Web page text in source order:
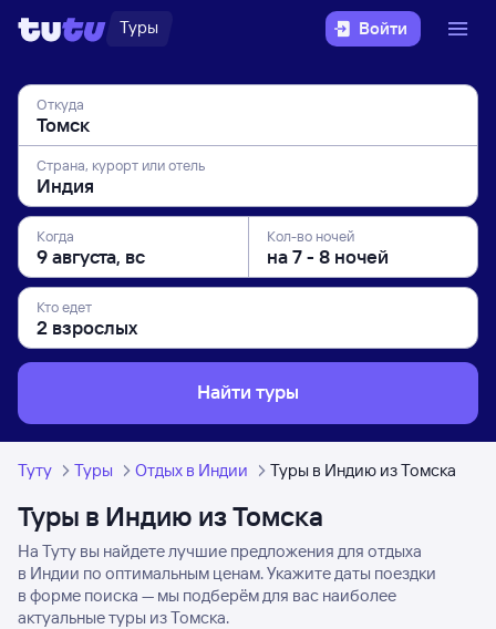
Туры Войти
Откуда
Страна, курорт или отель
Когда Кол-во ночей
Кто едет
Найти туры
Туту Туры Отдых в Индии Туры в Индию из Томска
Туры в Индию из Томска
На Туту вы найдете лучшие предложения для отдыха
в Индии по оптимальным ценам. Укажите даты поездки
в форме поиска — мы подберём для вас наиболее
актуальные туры из Томска.